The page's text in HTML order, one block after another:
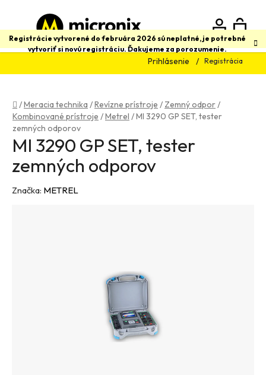
obsah
Registrácie vytvorené do februára 2026 sú neplatné, je potrebné
vytvoriť si novú registráciu. Ďakujeme za porozumenie.
Prihlásenie Registrácia
Hľadať
Domov
/Meracia technika /Revízne prístroje / Zemný odpor/
Kombinované prístroje /Metrel /MI 3290 GP SET, tester
zemných odporov
MI 3290 GP SET, tester
zemných odporov
Značka: METREL